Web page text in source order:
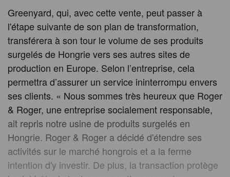
Greenyard, qui, avec cette vente, peut passer à
l'étape suivante de son plan de transformation,
transférera à son tour le volume de ses produits
surgelés de Hongrie vers ses autres sites de
production en Europe. Selon l’entreprise, cela
permettra d’assurer un service ininterrompu envers
ses clients. « Nous sommes très heureux que Roger
& Roger, une entreprise socialement responsable,
ait repris notre usine de produits surgelés en
Hongrie. Roger & Roger a décidé d'étendre ses
activités sur le marché hongrois et a la ferme
intention d'y investir. De plus, la transaction protège